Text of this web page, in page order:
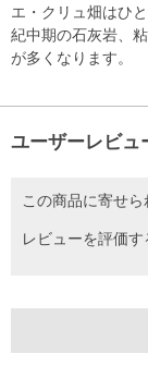
エ・クリュ畑はひ
紀中期の石灰岩、
が多くなります。
ユーザーレビュ
この商品に寄せ
レビューを評価す